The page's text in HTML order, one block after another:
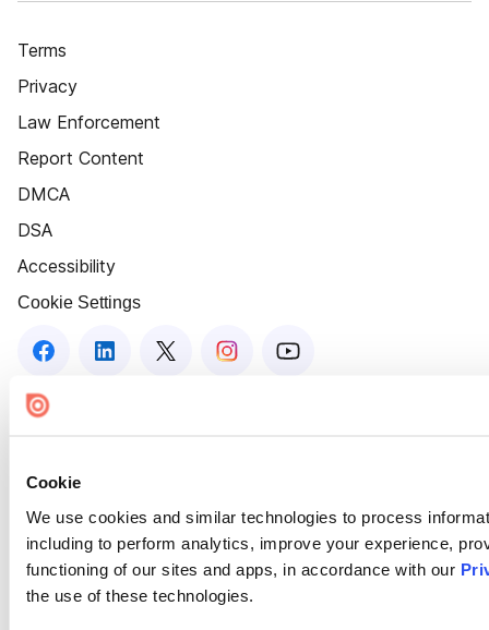
Cookie
We use cookies and similar technologies to process
including to perform analytics, improve your experience,
functioning of our sites and apps, in accordance with our
the use of these technologies.
Terms
Privacy
Law Enforcement
Report Content
DMCA
DSA
Accessibility
Cookie Settings